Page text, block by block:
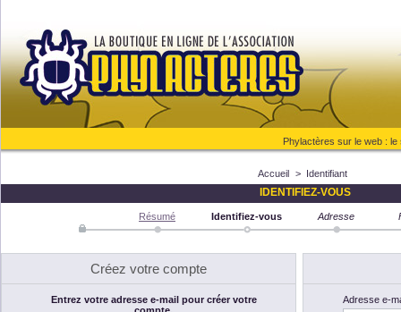
Phylactères sur le web : le
Accueil > Identifiant
IDENTIFIEZ-VOUS
Résumé Identifiez-vous Adresse
Créez votre compte
Entrez votre adresse e-mail pour créer votre
Adresse e-